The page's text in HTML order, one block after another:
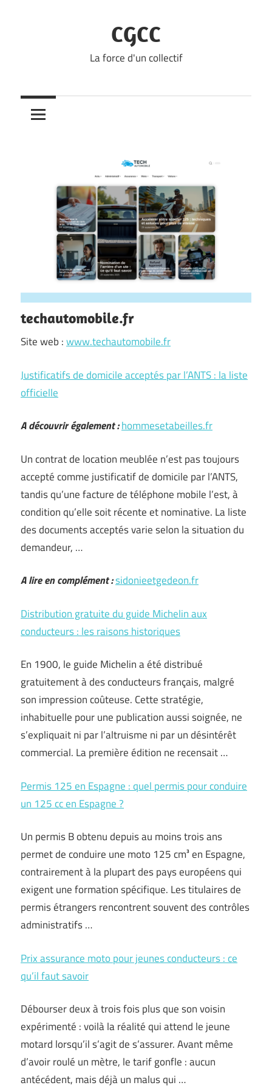
CGCC
La force d'un collectif
techautomobile.fr
Site web :www.techautomobile.fr
Justificatifs de domicile acceptés par l’ANTS : la liste
officielle
A découvrir également :hommesetabeilles.fr
Un contrat de location meublée n’est pas toujours
accepté comme justificatif de domicile par l’ANTS,
tandis qu’une facture de téléphone mobile l’est, à
condition qu’elle soit récente et nominative. La liste
des documents acceptés varie selon la situation du
demandeur, …
A lire en complément :sidonieetgedeon.fr
Distribution gratuite du guide Michelin aux
conducteurs : les raisons historiques
En 1900, le guide Michelin a été distribué
gratuitement à des conducteurs français, malgré
son impression coûteuse. Cette stratégie,
inhabituelle pour une publication aussi soignée, ne
s’expliquait ni par l’altruisme ni par un désintérêt
commercial. La première édition ne recensait …
Permis 125 en Espagne : quel permis pour conduire
un 125 cc en Espagne ?
Un permis B obtenu depuis au moins trois ans
permet de conduire une moto 125 cm³ en Espagne,
contrairement à la plupart des pays européens qui
exigent une formation spécifique. Les titulaires de
permis étrangers rencontrent souvent des contrôles
administratifs …
Prix assurance moto pour jeunes conducteurs : ce
qu’il faut savoir
Débourser deux à trois fois plus que son voisin
expérimenté : voilà la réalité qui attend le jeune
motard lorsqu’il s’agit de s’assurer. Avant même
d’avoir roulé un mètre, le tarif gonfle : aucun
antécédent, mais déjà un malus qui …